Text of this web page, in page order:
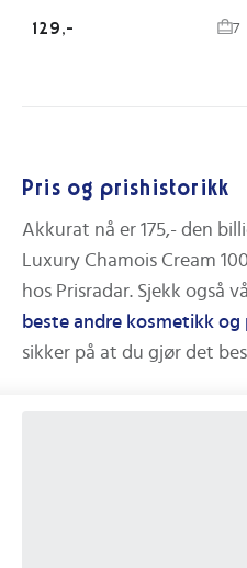
129,- 7
Pris og prishistorikk
Akkurat nå er 175,- den
Luxury Chamois Cream
hos Prisradar. Sjekk også
beste andre kosmetikk og
sikker på at du gjør det